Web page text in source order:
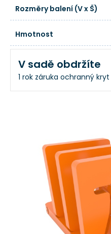
Rozměry balení (V x Š)
Hmotnost
V sadě obdržíte
1 rok záruka ochranný kryt